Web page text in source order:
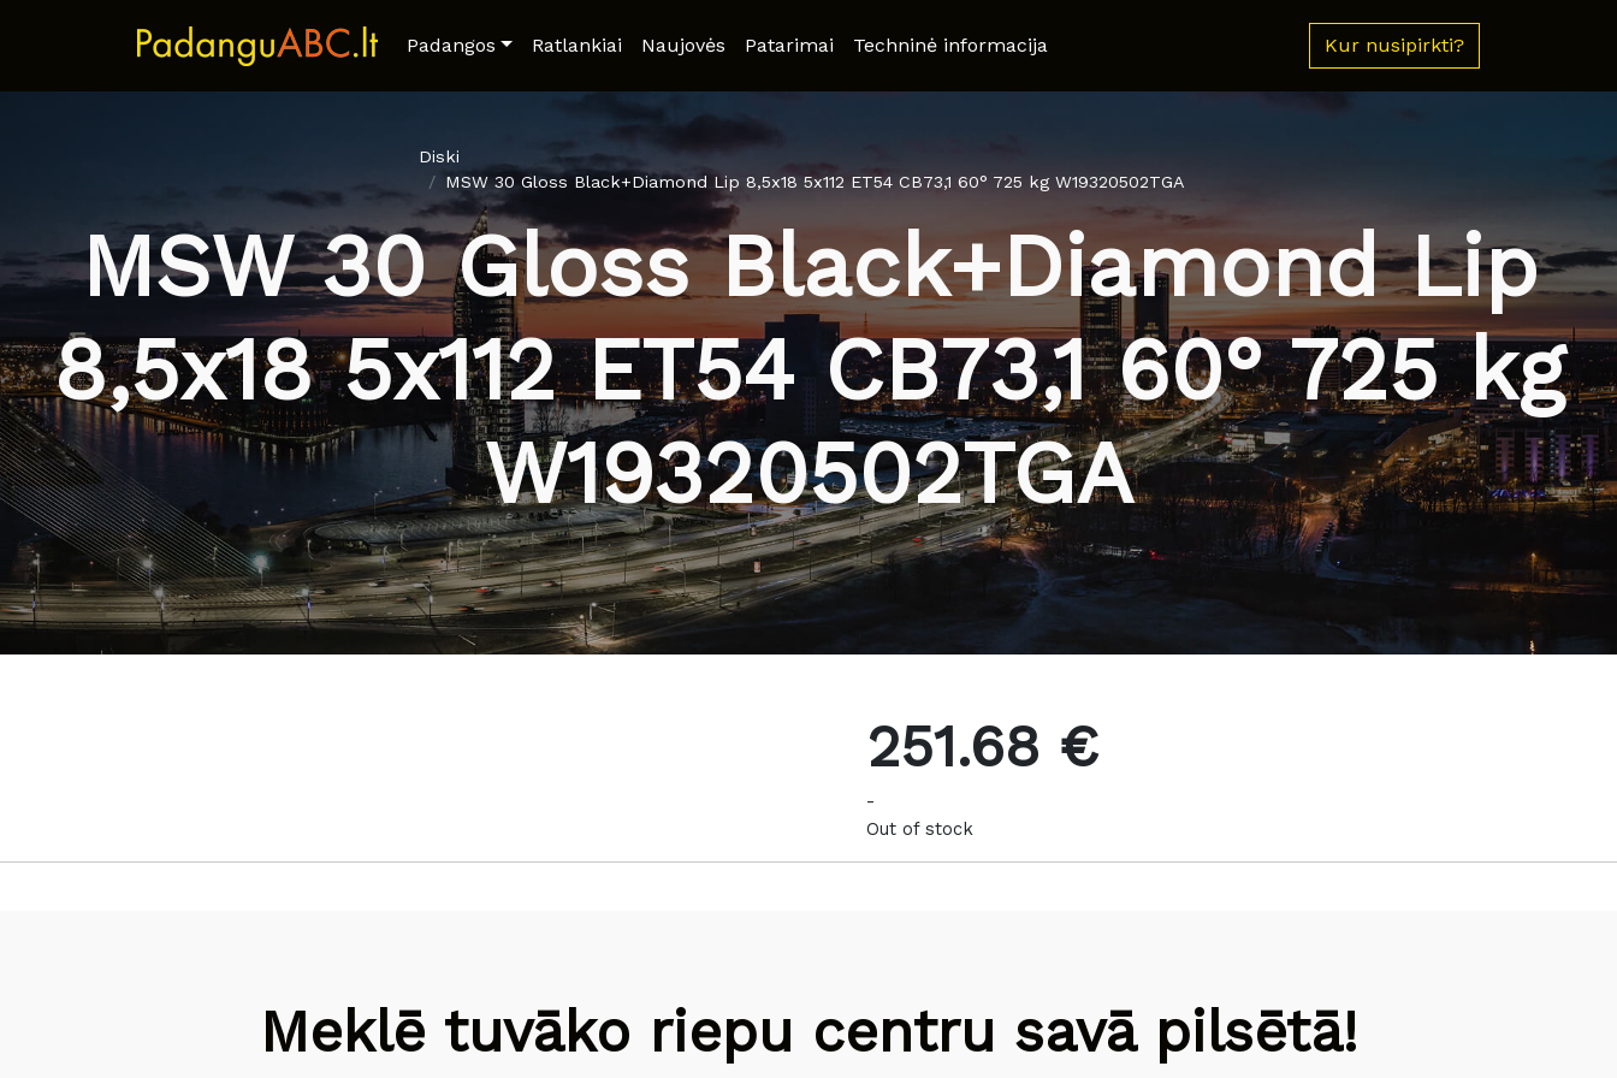
Padangos Ratlankiai Naujovės Patarimai Techninė informacija Kur nusipirkti?
Diski
MSW 30 Gloss Black+Diamond Lip 8,5x18 5x112 ET54 CB73,1 60° 725 kg W19320502TGA
MSW 30 Gloss Black+Diamond Lip
8,5x18 5x112 ET54 CB73,1 60° 725 kg
W19320502TGA
251.68 €
-
Out of stock
Meklē tuvāko riepu centru savā pilsētā!